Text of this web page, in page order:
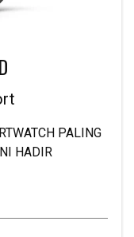
PALING
HADIR